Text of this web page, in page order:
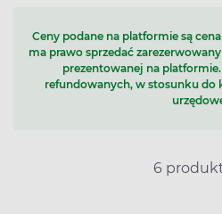
Ceny podane na platformie są
ma prawo sprzedać
prezentowanej na
refundowanych, w stosunku do
6